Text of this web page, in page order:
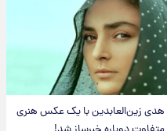
هدی زین‌العابدین با یک عکس هنری